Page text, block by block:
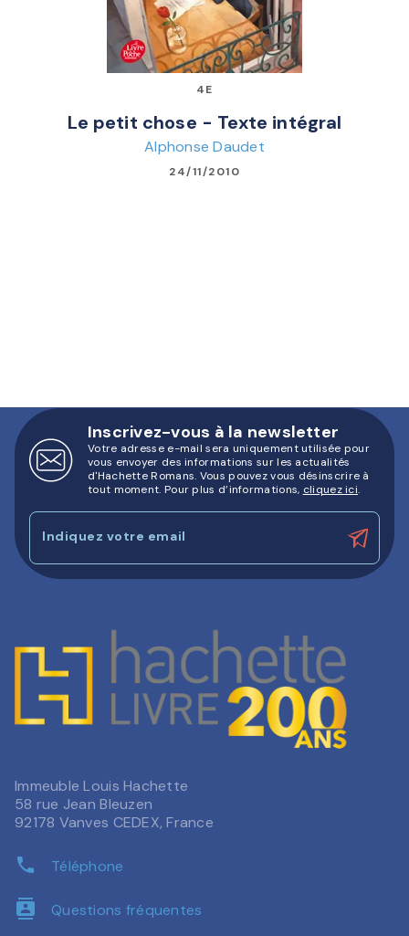
4E
Le petit chose - Texte intégral
Alphonse Daudet
24/11/2010
Inscrivez-vous à la newsletter
Votre adresse e-mail sera uniquement utilisée pour
vous envoyer des informations sur les actualités
d'Hachette Romans. Vous pouvez vous désinscrire à
tout moment. Pour plus d’informations, cliquez ici.
Indiquez votre email
Immeuble Louis Hachette
58 rue Jean Bleuzen
92178 Vanves CEDEX, France
phone Téléphone
contacts Questions fréquentes